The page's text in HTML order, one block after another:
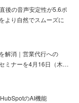
後の音声安定性が5.6ポ
より自然でスムーズに
解消｜営業代行への
ミナーを4月16日（木…
のAI機能